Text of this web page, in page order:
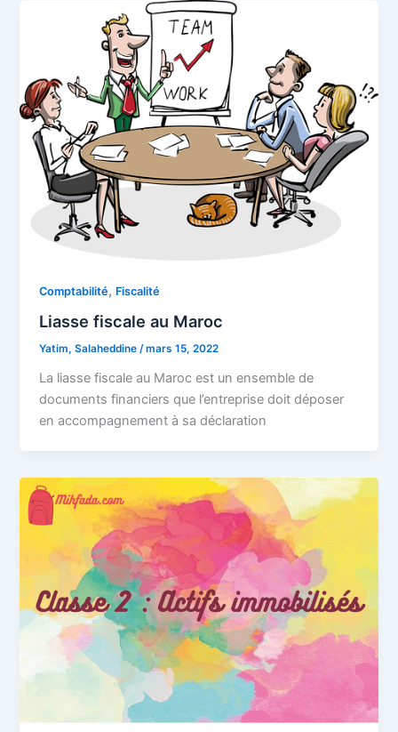
Comptabilité, Fiscalité
Liasse fiscale au Maroc
Yatim, Salaheddine/mars 15, 2022
La liasse fiscale au Maroc est un ensemble de
documents financiers que l’entreprise doit déposer
en accompagnement à sa déclaration